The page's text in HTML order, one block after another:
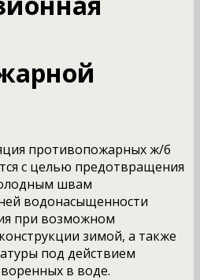
противопожарных ж/б
с целью предотвращения
швам
водонасыщенности
при возможном
зимой, а также
под действием
в воде.